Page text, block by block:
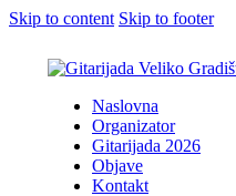
Skip to content Skip to footer
Naslovna
Organizator
Gitarijada 2026
Objave
Kontakt